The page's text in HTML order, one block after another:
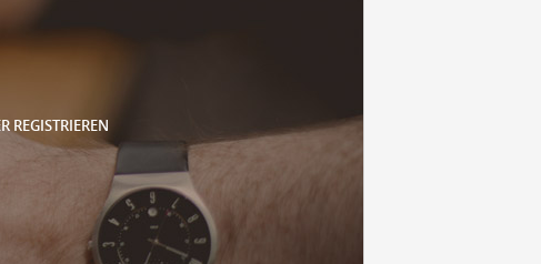
REGISTRIEREN